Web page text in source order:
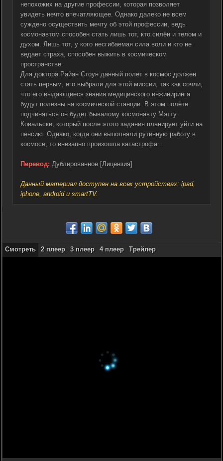
непохожих на другие профессии, которая позволяет
увидеть нечто впечатляющее. Однако далеко не всем
суждено осуществить мечту об этой профессии, ведь
космонавтом способен стать лишь тот, кто силён и телом и
духом. Лишь тот, у кого несгибаемая сила воли и кто не
ведает страха, способен выжить в космическом
пространстве.
Для доктора Райан Стоун данный полёт в космос должен
стать первым, его выбрали для этой миссии, так как сочли,
что его выдающиеся знания медицинского инжиниринга
будут полезны на космической станции. В этом полёте
подчиняться он будет бывалому космонавту Мэтту
Ковальски, который после этого задания планирует уйти на
пенсию. Однако, когда они выполняли рутинную работу в
космосе, то внезапно произошла катастрофа...
Перевод: Дублированное [Лицензия]
Данный материал доступен на всех устройствах: ipad,
iphone, android и smartTV.
Смотреть 2 плеер 3 плеер 4 плеер Трейлер